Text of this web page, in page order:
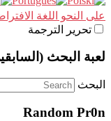
على النحو اللغة
تحرير الترجمة
لعبة البحث
البحث
Random Pr0n